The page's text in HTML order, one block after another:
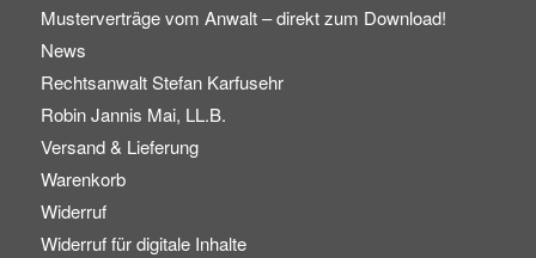
Musterverträge vom Anwalt – direkt zum Download!
News
Rechtsanwalt Stefan Karfusehr
Robin Jannis Mai, LL.B.
Versand & Lieferung
Warenkorb
Widerruf
Widerruf für digitale Inhalte